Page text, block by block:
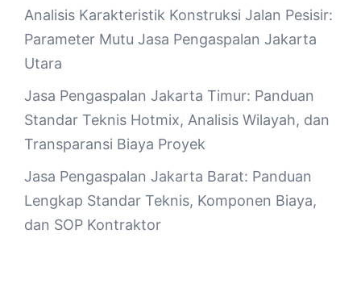
Analisis Karakteristik Konstruksi Jalan Pesisir:
Parameter Mutu Jasa Pengaspalan Jakarta
Utara
Jasa Pengaspalan Jakarta Timur: Panduan
Standar Teknis Hotmix, Analisis Wilayah, dan
Transparansi Biaya Proyek
Jasa Pengaspalan Jakarta Barat: Panduan
Lengkap Standar Teknis, Komponen Biaya,
dan SOP Kontraktor